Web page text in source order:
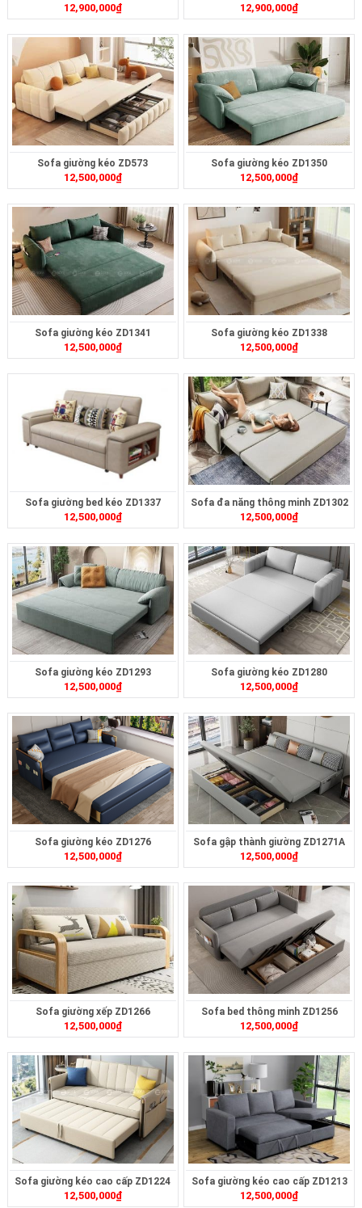
12,900,000₫ 12,900,000₫
Sofa giường kéo ZD573
12,500,000₫
Sofa giường kéo ZD1350
12,500,000₫
Sofa giường kéo ZD1341
12,500,000₫
Sofa giường kéo ZD1338
12,500,000₫
Sofa giường bed kéo ZD1337
12,500,000₫
Sofa đa năng thông minh ZD1302
12,500,000₫
Sofa giường kéo ZD1293
12,500,000₫
Sofa giường kéo ZD1280
12,500,000₫
Sofa giường kéo ZD1276
12,500,000₫
Sofa gập thành giường ZD1271A
12,500,000₫
Sofa giường xếp ZD1266
12,500,000₫
Sofa bed thông minh ZD1256
12,500,000₫
Sofa giường kéo cao cấp ZD1224
12,500,000₫
Sofa giường kéo cao cấp ZD1213
12,500,000₫